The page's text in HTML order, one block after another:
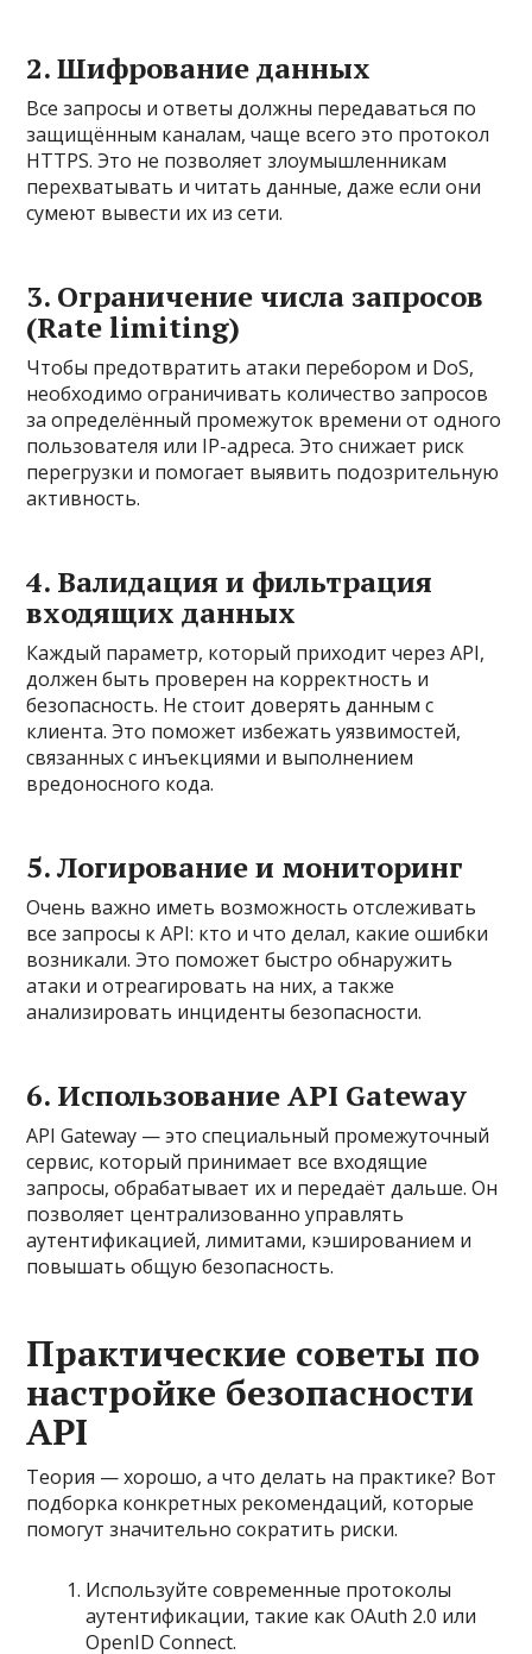
2. Шифрование данных
Все запросы и ответы должны передаваться по
защищённым каналам, чаще всего это протокол
HTTPS. Это не позволяет злоумышленникам
перехватывать и читать данные, даже если они
сумеют вывести их из сети.
3. Ограничение числа запросов
(Rate limiting)
Чтобы предотвратить атаки перебором и DoS,
необходимо ограничивать количество запросов
за определённый промежуток времени от одного
пользователя или IP-адреса. Это снижает риск
перегрузки и помогает выявить подозрительную
активность.
4. Валидация и фильтрация
входящих данных
Каждый параметр, который приходит через API,
должен быть проверен на корректность и
безопасность. Не стоит доверять данным с
клиента. Это поможет избежать уязвимостей,
связанных с инъекциями и выполнением
вредоносного кода.
5. Логирование и мониторинг
Очень важно иметь возможность отслеживать
все запросы к API: кто и что делал, какие ошибки
возникали. Это поможет быстро обнаружить
атаки и отреагировать на них, а также
анализировать инциденты безопасности.
6. Использование API Gateway
API Gateway — это специальный промежуточный
сервис, который принимает все входящие
запросы, обрабатывает их и передаёт дальше. Он
позволяет централизованно управлять
аутентификацией, лимитами, кэшированием и
повышать общую безопасность.
Практические советы по
настройке безопасности
API
Теория — хорошо, а что делать на практике? Вот
подборка конкретных рекомендаций, которые
помогут значительно сократить риски.
Используйте современные протоколы
аутентификации, такие как OAuth 2.0 или
OpenID Connect.